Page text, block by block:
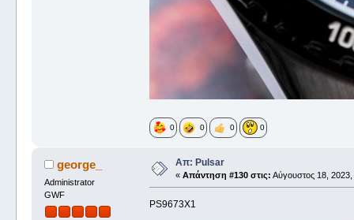
0 0 0 0
george_
Administrator
GWF
Απ: Pulsar
« Απάντηση #130 στις: Αύγουστος 18,
PS9673X1